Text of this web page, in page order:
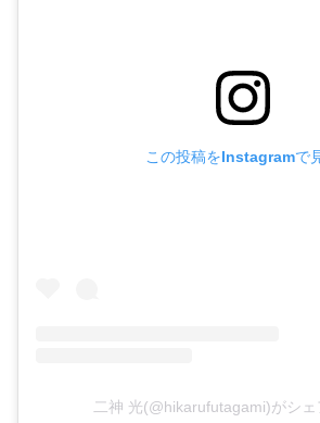
この投稿をInstagramで
二神 光(@hikarufutagami)がシェ